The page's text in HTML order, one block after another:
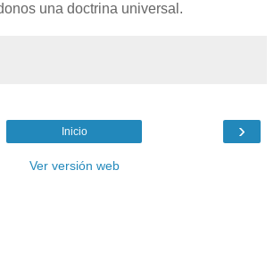
una doctrina universal.
›
Inicio
Ver versión web